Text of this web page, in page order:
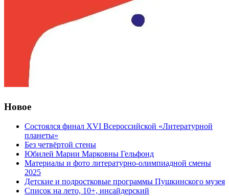
Новое
Состоялся финал XVI Всероссийской «Литературной
планеты»
Без четвёртой стены
Юбилей Марии Марковны Гельфонд
Материалы и фото литературно-олимпиадной смены
2025
Детские и подростковые программы Пушкинского музея
Список на лето, 10+, инсайдерский